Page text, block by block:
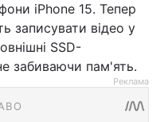
iPhone 15. Тепер
записувати відео у
SSD-
забиваючи пам'ять.
Реклама